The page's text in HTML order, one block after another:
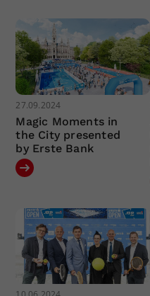
27.09.2024
Magic Moments in
the City presented
by Erste Bank